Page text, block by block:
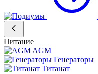
Питание
AGM
Генераторы
Титанат